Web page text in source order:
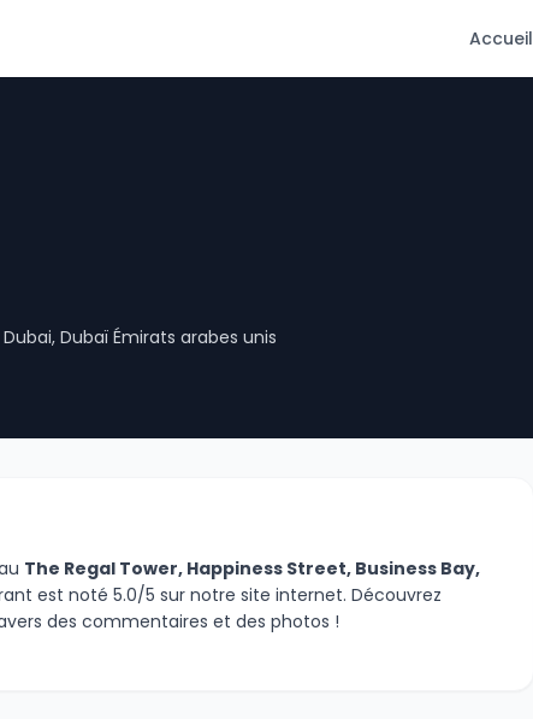
Accueil
Dubaï Émirats arabes unis
The Regal Tower, Happiness Street, Business Bay,
est noté 5.0/5 sur notre site internet. Découvrez
des commentaires et des photos !